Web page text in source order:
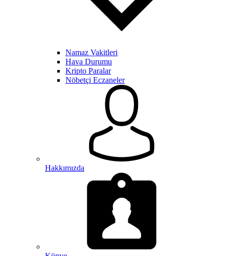
Namaz Vakitleri
Hava Durumu
Kripto Paralar
Nöbetçi Eczaneler
Hakkımızda